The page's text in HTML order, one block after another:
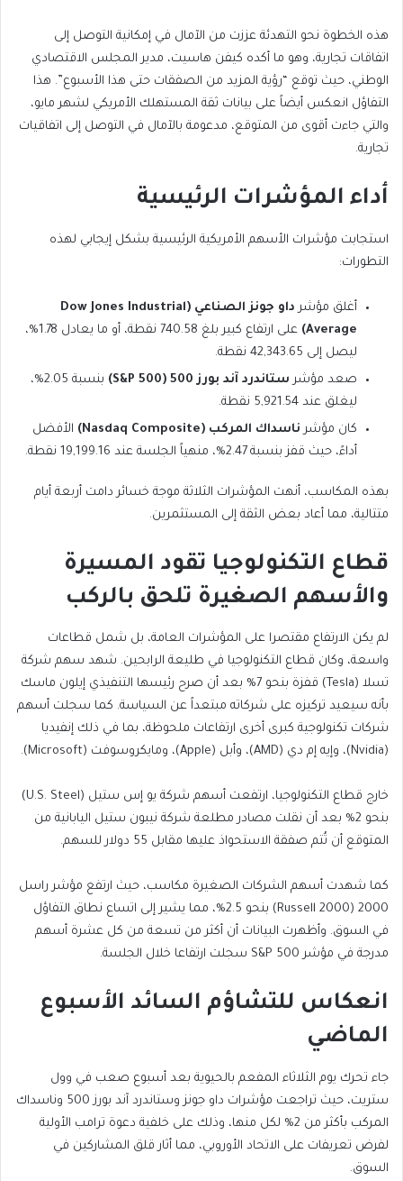
هذه الخطوة نحو التهدئة عززت من الآمال في إمكانية التوصل إلى
اتفاقات تجارية، وهو ما أكده كيفن هاسيت، مدير المجلس الاقتصادي
الوطني، حيث توقع “رؤية المزيد من الصفقات حتى هذا الأسبوع”. هذا
التفاؤل انعكس أيضاً على بيانات ثقة المستهلك الأمريكي لشهر مايو،
والتي جاءت أقوى من المتوقع، مدعومة بالآمال في التوصل إلى اتفاقيات
تجارية.
أداء المؤشرات الرئيسية
استجابت مؤشرات الأسهم الأمريكية الرئيسية بشكل إيجابي لهذه
التطورات:
أغلق مؤشر
داو جونز الصناعي (Dow Jones Industrial
Average)
على ارتفاع كبير بلغ 740.58 نقطة، أو ما يعادل 1.78%،
ليصل إلى 42,343.65 نقطة.
صعد مؤشر ستاندرد آند بورز 500 (S&P 500)
بنسبة 2.05%،
ليغلق عند 5,921.54 نقطة.
كان مؤشر ناسداك المركب (Nasdaq Composite)
الأفضل
أداءً، حيث قفز بنسبة 2.47%، منهياً الجلسة عند 19,199.16 نقطة.
بهذه المكاسب، أنهت المؤشرات الثلاثة موجة خسائر دامت أربعة أيام
متتالية، مما أعاد بعض الثقة إلى المستثمرين.
قطاع التكنولوجيا تقود المسيرة
والأسهم الصغيرة تلحق بالركب
لم يكن الارتفاع مقتصرا على المؤشرات العامة، بل شمل قطاعات
واسعة، وكان قطاع التكنولوجيا في طليعة الرابحين. شهد سهم شركة
تسلا (Tesla) قفزة بنحو 7% بعد أن صرح رئيسها التنفيذي إيلون ماسك
بأنه سيعيد تركيزه على شركاته مبتعداً عن السياسة. كما سجلت أسهم
شركات تكنولوجية كبرى أخرى ارتفاعات ملحوظة، بما في ذلك إنفيديا
(Nvidia)، وإيه إم دي (AMD)، وأبل (Apple)، ومايكروسوفت (Microsoft).
خارج قطاع التكنولوجيا، ارتفعت أسهم شركة يو إس ستيل (U.S. Steel)
بنحو 2% بعد أن نقلت مصادر مطلعة شركة نيبون ستيل اليابانية من
المتوقع أن تُتم صفقة الاستحواذ عليها مقابل 55 دولار للسهم.
كما شهدت أسهم الشركات الصغيرة مكاسب، حيث ارتفع مؤشر راسل
2000 (Russell 2000) بنحو 2.5%، مما يشير إلى اتساع نطاق التفاؤل
في السوق. وأظهرت البيانات أن أكثر من تسعة من كل عشرة أسهم
مدرجة في مؤشر S&P 500 سجلت ارتفاعا خلال الجلسة.
انعكاس للتشاؤم السائد الأسبوع
الماضي
جاء تحرك يوم الثلاثاء المفعم بالحيوية بعد أسبوع صعب في وول
ستريت، حيث تراجعت مؤشرات داو جونز وستاندرد آند بورز 500 وناسداك
المركب بأكثر من 2% لكل منها، وذلك على خلفية دعوة ترامب الأولية
لفرض تعريفات على الاتحاد الأوروبي، مما أثار قلق المشاركين في
السوق.